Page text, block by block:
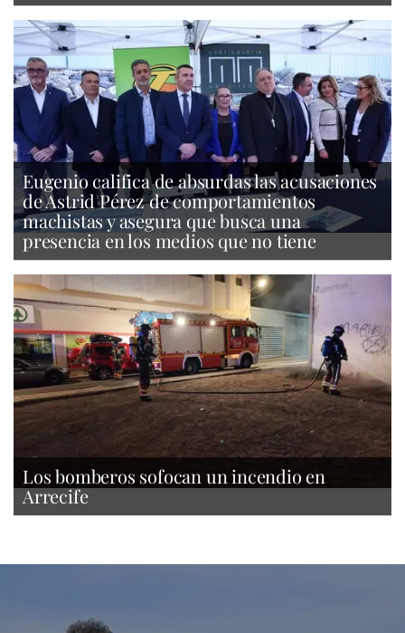
Eugenio califica de absurdas las acusaciones
de Astrid Pérez de comportamientos
machistas y asegura que busca una
presencia en los medios que no tiene
Los bomberos sofocan un incendio en
Arrecife